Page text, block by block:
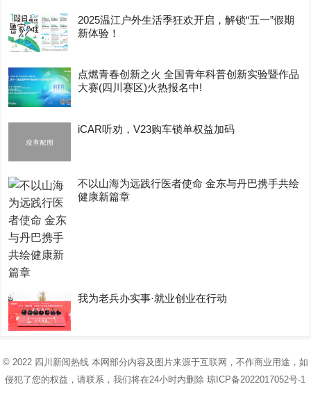
2025温江户外生活季狂欢开启，解锁“五一”假期
新体验！
点燃青春创新之火 全国青年科普创新实验暨作品
大赛(四川赛区)火热报名中!
iCAR听劝，V23购车锁单权益加码
不以山海为远践行医者使命 金东与丹巴携手共绘
健康新篇章
我为老兵办实事·就业创业在行动
© 2022 四川新闻热线本网部分内容及图片来源于互联网，不作商业用途，如
侵犯了您的权益，请联系，我们将在24小时内删除琼ICP备2022017052号-1